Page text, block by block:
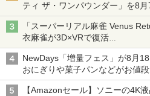
ティ ザ・ワンパウンダー」を8月
「特製ガーリックマヨソース」
「スーパーリアル麻雀 Venus
衣麻雀が3D×VRで復活
発売から2週間は20%オフになる
NewDays「増量フェス」が8月
おにぎりや菓子パンなどがお値
【Amazonセール】ソニーの4K